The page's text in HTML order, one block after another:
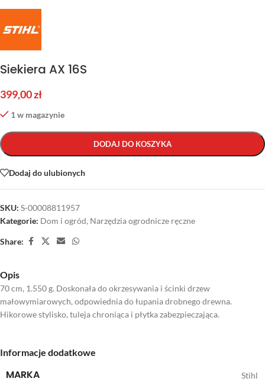
Siekiera AX 16S
399,00zł
1 w magazynie
DODAJ DO KOSZYKA
Dodaj do ulubionych
SKU: S-00008811957
Kategorie: Dom i ogród, Narzędzia ogrodnicze ręczne
Share:
Opis
70 cm, 1.550 g. Doskonała do okrzesywania i ścinki drzew
małowymiarowych, odpowiednia do łupania drobnego drewna.
Hikorowe stylisko, tuleja chroniąca i płytka zabezpieczająca.
Informacje dodatkowe
MARKA Stihl